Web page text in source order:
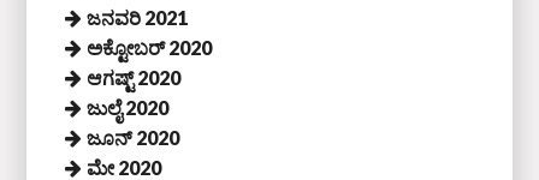
ಜನವರಿ 2021
ಅಕ್ಟೋಬರ್ 2020
ಆಗಷ್ಟ್ 2020
ಜುಲೈ 2020
ಜೂನ್ 2020
ಮೇ 2020